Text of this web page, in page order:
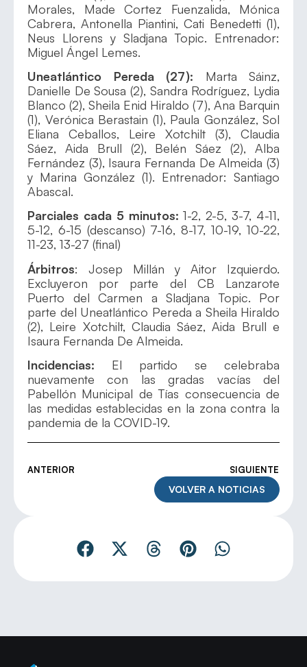
Morales, Made Cortez Fuenzalida, Mónica
Cabrera, Antonella Piantini, Cati Benedetti (1),
Neus Llorens y Sladjana Topic. Entrenador:
Miguel Ángel Lemes.
Uneatlántico Pereda (27): Marta Sáinz,
Danielle De Sousa (2), Sandra Rodríguez, Lydia
Blanco (2), Sheila Enid Hiraldo (7), Ana Barquin
(1), Verónica Berastain (1), Paula González, Sol
Eliana Ceballos, Leire Xotchilt (3), Claudia
Sáez, Aida Brull (2), Belén Sáez (2), Alba
Fernández (3), Isaura Fernanda De Almeida (3)
y Marina González (1). Entrenador: Santiago
Abascal.
Parciales cada 5 minutos: 1-2, 2-5, 3-7, 4-11,
5-12, 6-15 (descanso) 7-16, 8-17, 10-19, 10-22,
11-23, 13-27 (final)
Árbitros: Josep Millán y Aitor Izquierdo.
Excluyeron por parte del CB Lanzarote
Puerto del Carmen a Sladjana Topic. Por
parte del Uneatlántico Pereda a Sheila Hiraldo
(2), Leire Xotchilt, Claudia Sáez, Aida Brull e
Isaura Fernanda De Almeida.
Incidencias: El partido se celebraba
nuevamente con las gradas vacías del
Pabellón Municipal de Tías consecuencia de
las medidas establecidas en la zona contra la
pandemia de la COVID-19.
ANTERIOR SIGUIENTE
VOLVER A NOTICIAS